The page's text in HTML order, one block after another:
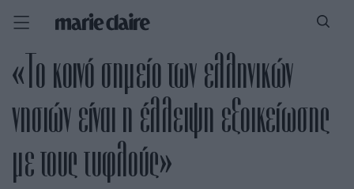
«Το κοινό σημείο των ελληνικών
νησιών είναι η έλλειψη εξοικείωσης
με τους τυφλούς»